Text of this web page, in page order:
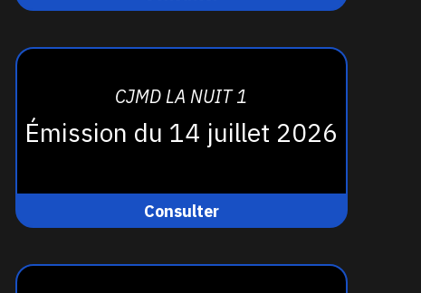
CJMD LA NUIT 1
Émission du 14 juillet 2026
Consulter